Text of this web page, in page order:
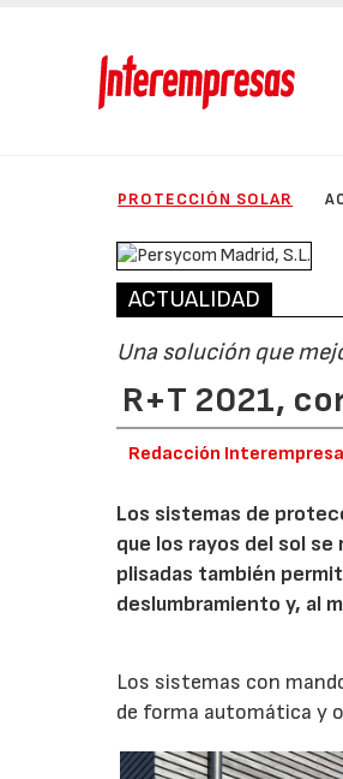
PROTECCIÓN SOLAR
ACTUALIDAD
Una solución que
R+T 2021,
Redacción
Los sistemas de
que los rayos del sol
plisadas también
deslumbramiento y, al
Los sistemas con
de forma automática y